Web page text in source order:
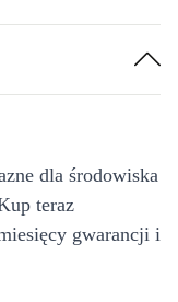
dla środowiska
teraz
gwarancji i